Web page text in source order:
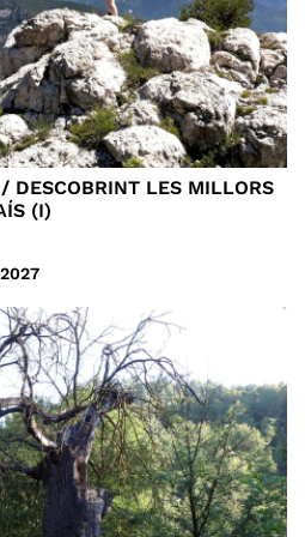
LES MILLORS
(I)